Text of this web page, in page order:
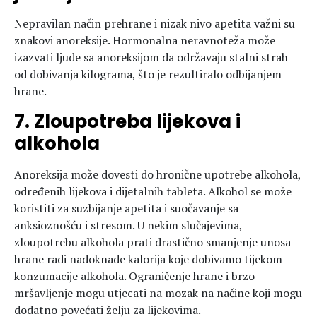
Nepravilan način prehrane i nizak nivo apetita važni su
znakovi anoreksije. Hormonalna neravnoteža može
izazvati ljude sa anoreksijom da održavaju stalni strah
od dobivanja kilograma, što je rezultiralo odbijanjem
hrane.
7. Zloupotreba lijekova i
alkohola
Anoreksija može dovesti do hronične upotrebe alkohola,
određenih lijekova i dijetalnih tableta. Alkohol se može
koristiti za suzbijanje apetita i suočavanje sa
anksioznošću i stresom. U nekim slučajevima,
zloupotrebu alkohola prati drastično smanjenje unosa
hrane radi nadoknade kalorija koje dobivamo tijekom
konzumacije alkohola. Ograničenje hrane i brzo
mršavljenje mogu utjecati na mozak na načine koji mogu
dodatno povećati želju za lijekovima.